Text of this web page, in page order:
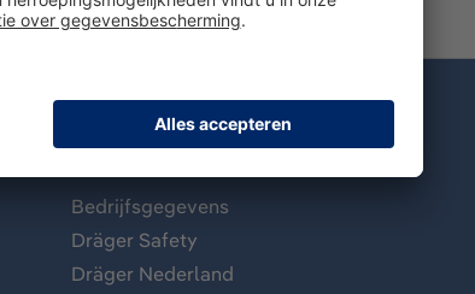
Bedrijfsgegevens
Dräger Safety
Dräger Nederland